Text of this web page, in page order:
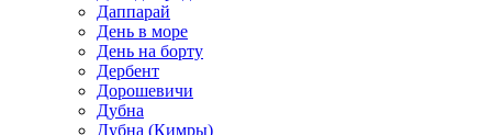
Даппарай
День в море
День на борту
Дербент
Дорошевичи
Дубна
Дубна (Кимры)